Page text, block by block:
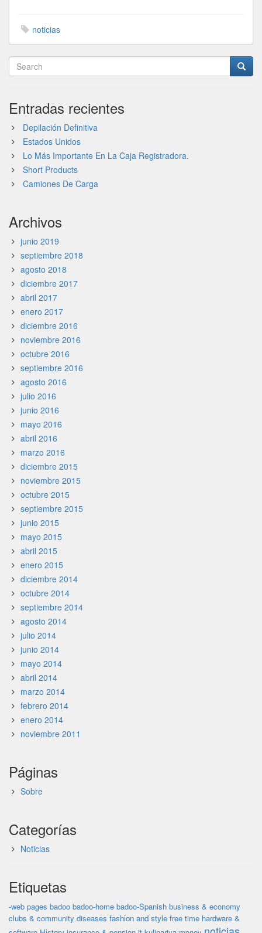
noticias
Entradas recientes
Depilación Definitiva
Estados Unidos
Lo Más Importante En La Caja Registradora.
Short Products
Camiones De Carga
Archivos
junio 2019
septiembre 2018
agosto 2018
diciembre 2017
abril 2017
enero 2017
diciembre 2016
noviembre 2016
octubre 2016
septiembre 2016
agosto 2016
julio 2016
junio 2016
mayo 2016
abril 2016
marzo 2016
diciembre 2015
noviembre 2015
octubre 2015
septiembre 2015
junio 2015
mayo 2015
abril 2015
enero 2015
diciembre 2014
octubre 2014
septiembre 2014
agosto 2014
julio 2014
junio 2014
mayo 2014
abril 2014
marzo 2014
febrero 2014
enero 2014
noviembre 2011
Páginas
Sobre
Categorías
Noticias
Etiquetas
-web pages badoo badoo-home badoo-Spanish business & economy
clubs & community diseases fashion and style free time hardware &